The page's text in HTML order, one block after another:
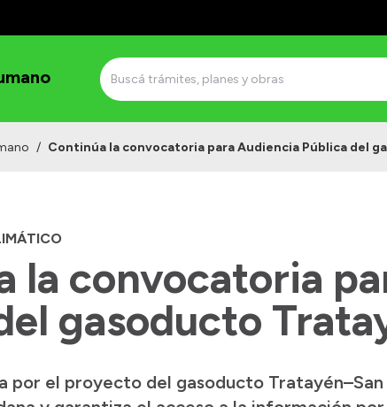
/ Continúa la convocatoria para Audiencia Pública del
la convocatoria
gasoducto
por el proyecto del gasoducto